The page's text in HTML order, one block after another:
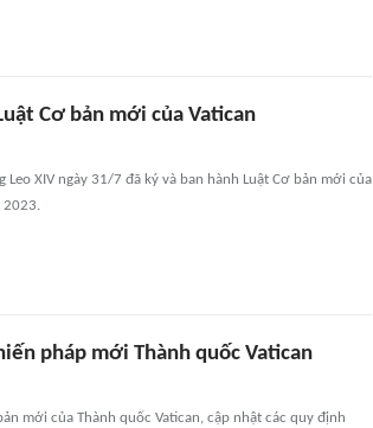
Cơ bản mới của Vatican
Leo XIV ngày 31/7 đã ký và ban hành Luật Cơ bản mới của
2023.
pháp mới Thành quốc Vatican
mới của Thành quốc Vatican, cập nhật các quy định